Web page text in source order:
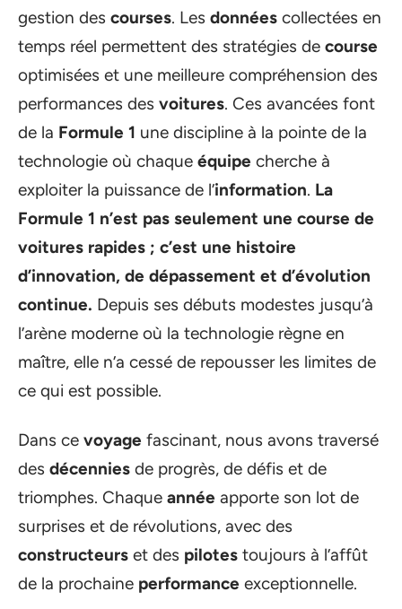
gestion des courses. Les données collectées en
temps réel permettent des stratégies de course
optimisées et une meilleure compréhension des
performances des voitures. Ces avancées font
de la Formule 1 une discipline à la pointe de la
technologie où chaque équipe cherche à
exploiter la puissance de l’information. La
Formule 1 n’est pas seulement une course de
voitures rapides ; c’est une histoire
d’innovation, de dépassement et d’évolution
continue. Depuis ses débuts modestes jusqu’à
l’arène moderne où la technologie règne en
maître, elle n’a cessé de repousser les limites de
ce qui est possible.
Dans ce voyage fascinant, nous avons traversé
des décennies de progrès, de défis et de
triomphes. Chaque année apporte son lot de
surprises et de révolutions, avec des
constructeurs et des pilotes toujours à l’affût
de la prochaine performance exceptionnelle.